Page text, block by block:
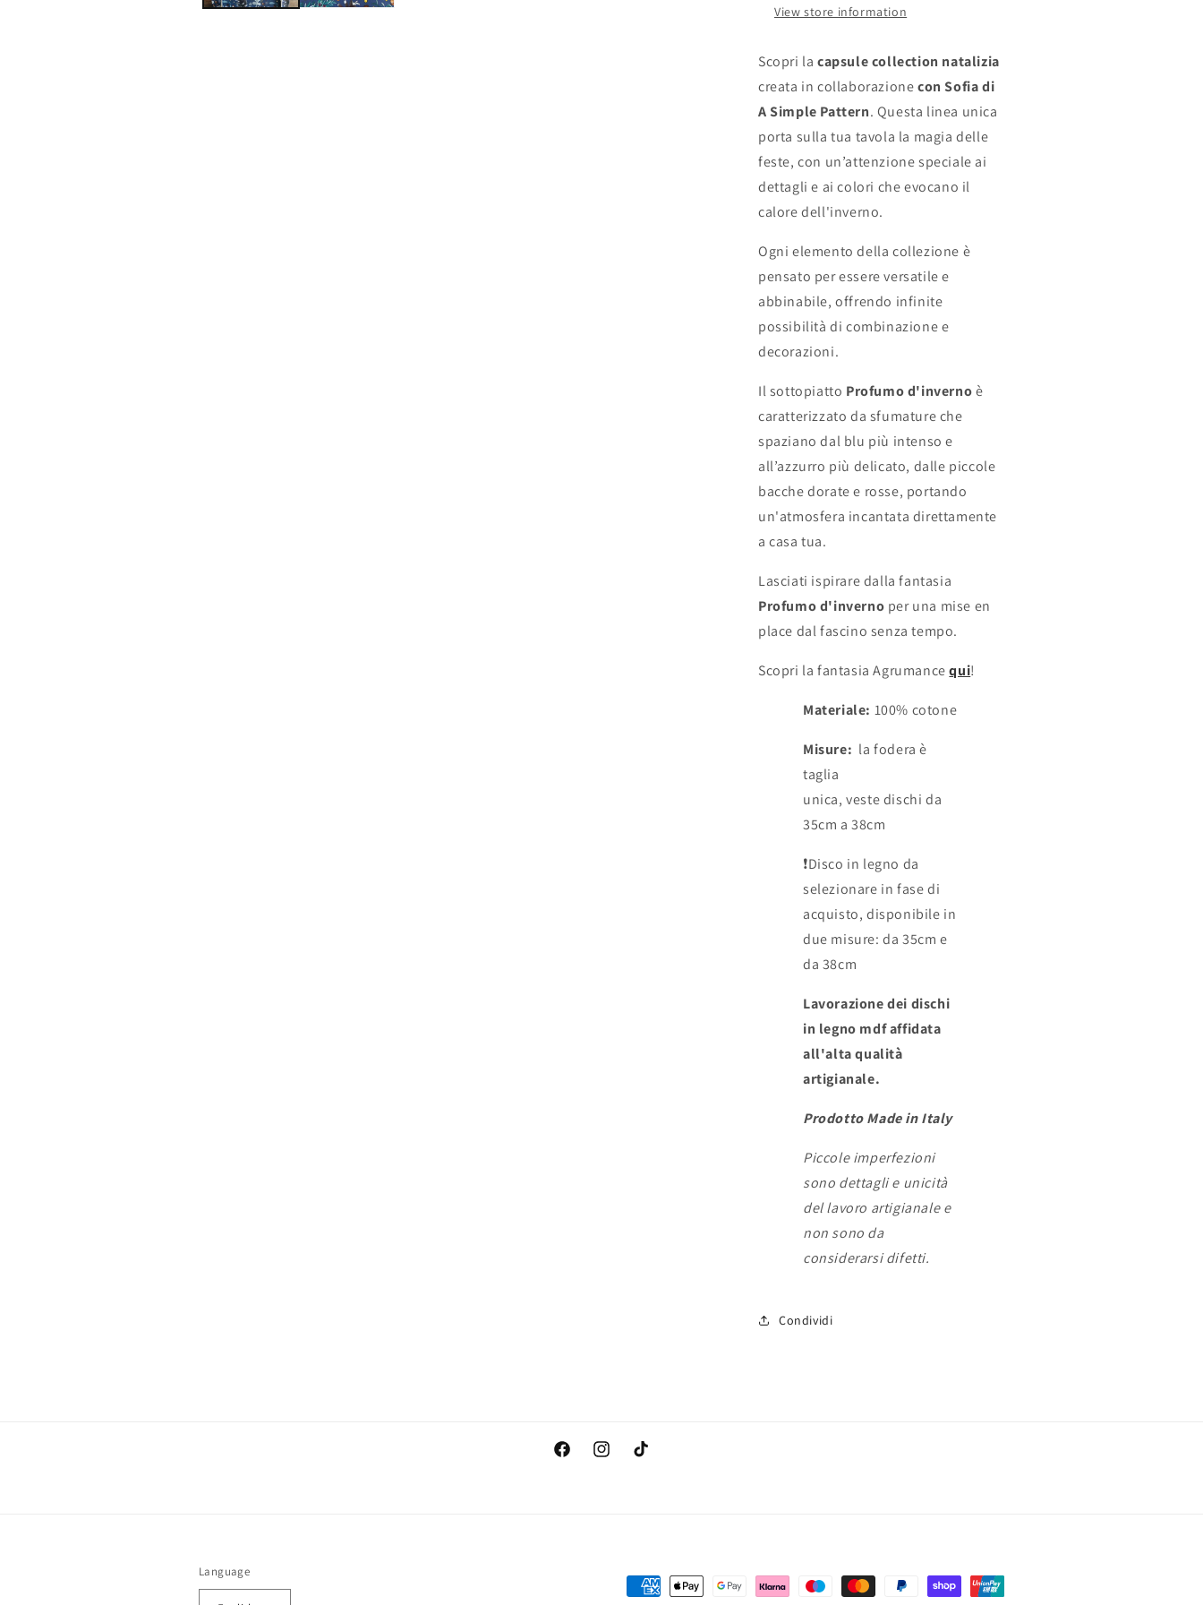
View store information
Scopri la capsule collection natalizia
creata in collaborazionecon Sofia di
A Simple Pattern. Questa linea unica
porta sulla tua tavola la magia delle
feste, con un’attenzione speciale ai
dettagli e ai colori che evocano il
calore dell'inverno.
Ogni elemento della collezione è
pensato per essere versatile e
abbinabile, offrendo infinite
possibilità di combinazione e
decorazioni.
Il sottopiatto Profumo d'invernoè
caratterizzato da sfumature che
spaziano dal blu più intenso e
all’azzurro più delicato, dalle piccole
bacche dorate e rosse, portando
un'atmosfera incantata direttamente
a casa tua.
Lasciati ispirare dalla fantasia
Profumo d'inverno per una mise en
place dal fascino senza tempo.
Scopri la fantasia Agrumancequi!
Materiale: 100% cotone
Misure: la fodera è
taglia
unica,veste dischi da
35cm a 38cm
❗️Disco in legno da
selezionare in fase di
acquisto, disponibile in
due misure: da 35cm e
da 38cm
Lavorazione dei dischi
in legno mdf affidata
all'alta qualità
artigianale.
Prodotto Made in Italy
Piccole imperfezioni
sono dettagli e unicità
del lavoro artigianale e
non sono da
considerarsi difetti.
Condividi
FacebookInstagramTikTok
Language
Payment